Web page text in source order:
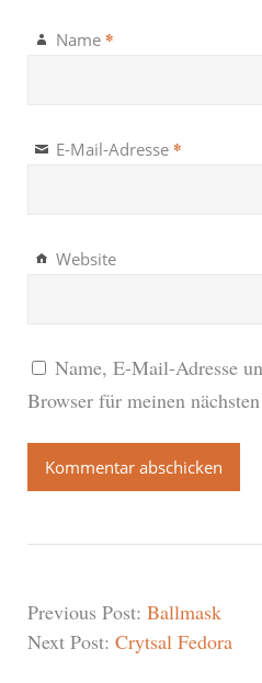
Name *
E-Mail-Adresse *
Website
Name, E-Mail-Adresse
Browser für meinen
Previous Post: Ballmask
Next Post: Crytsal Fedora